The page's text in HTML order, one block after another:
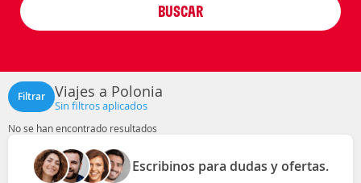
BUSCAR
Filtrar Viajes a Polonia
Sin filtros aplicados
No se han encontrado resultados
Escribinos para dudas y ofertas.